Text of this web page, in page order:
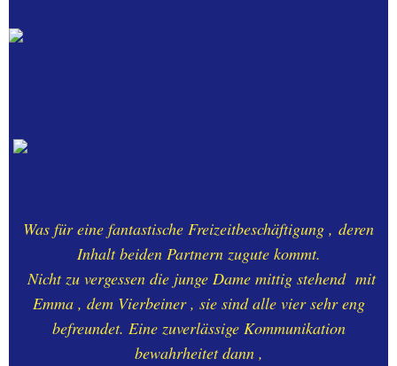
Was für eine fantastische Freizeitbeschäftigung , deren
Inhalt beiden Partnern zugute kommt.
Nicht zu vergessen die junge Dame mittig stehend mit
Emma , dem Vierbeiner , sie sind alle vier sehr eng
befreundet. Eine zuverlässige Kommunikation
bewahrheitet dann ,